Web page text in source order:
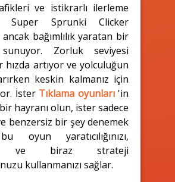
ve istikrarlı ilerleme
Super Sprunki Clicker
ancak bağımlılık yaratan bir
Zorluk seviyesi
hızda artıyor ve yolculuğun
keskin kalmanız için
İster Tıklama oyunları'in
hayranı olun, ister sadece
benzersiz bir şey denemek
oyun yaratıcılığınızı,
ve biraz strateji
kullanmanızı sağlar.